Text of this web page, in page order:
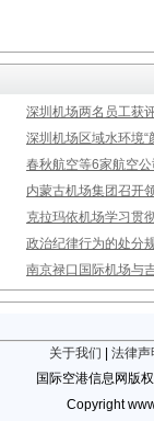
深圳机场两名员工获
深圳机场区域水环境“
春秋航空等6家航空
内蒙古机场集团召开
克拉玛依机场学习贯
政治纪律行为的处分
南京禄口国际机场与
关于我们
法律声
国际空港信息网版
Copyright